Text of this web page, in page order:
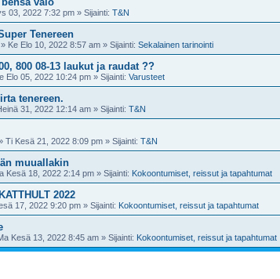
03, 2022 7:32 pm » Sijainti: T&N
Tenereen
» Ke Elo 10, 2022 8:57 am » Sijainti: Sekalainen tarinointi
800 08-13 laukut ja raudat ??
Elo 05, 2022 10:24 pm » Sijainti: Varusteet
tenereen.
31, 2022 12:14 am » Sijainti: T&N
Ti Kesä 21, 2022 8:09 pm » Sijainti: T&N
muuallakin
Kesä 18, 2022 2:14 pm » Sijainti: Kokoontumiset, reissut ja tapahtumat
2022
17, 2022 9:20 pm » Sijainti: Kokoontumiset, reissut ja tapahtumat
Kesä 13, 2022 8:45 am » Sijainti: Kokoontumiset, reissut ja tapahtumat